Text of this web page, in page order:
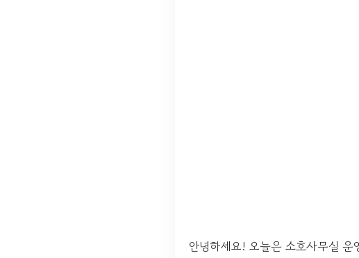
안녕하세요! 오늘은 소호사무실